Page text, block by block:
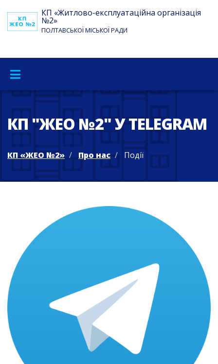
КП «Житлово-експлуатаційна організація
№2»
ПОЛТАВСЬКОЇ МІСЬКОЇ РАДИ
КП "ЖЕО №2" У TELEGRAM
КП «ЖЕО №2» Про нас Події